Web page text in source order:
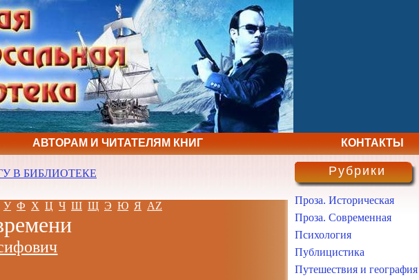
АВТОРАМ И ЧИТАТЕЛЯМ КНИГ КОНТАКТЫ
В БИБЛИОТЕКЕ
У Ф Х Ц Ч Ш Щ Э Ю Я AZ
Рубрики
Проза. Историческая
Проза. Современная
Психология
Публицистика
Путешествия и география